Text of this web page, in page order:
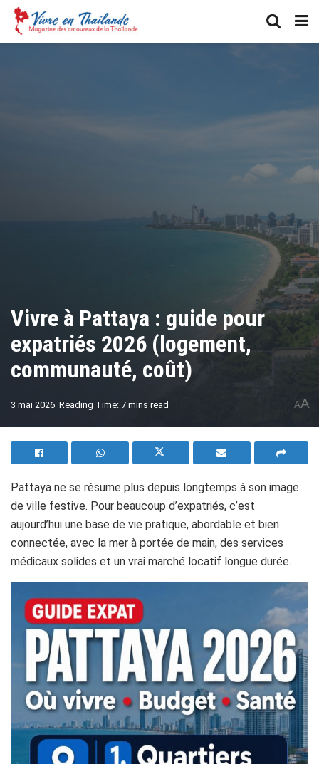
Vivre à Pattaya : guide pour
expatriés 2026 (logement,
communauté, coût)
3 mai 2026 Reading Time: 7 mins read AA
Pattaya ne se résume plus depuis longtemps à son image
de ville festive. Pour beaucoup d’expatriés, c’est
aujourd’hui une base de vie pratique, abordable et bien
connectée, avec la mer à portée de main, des services
médicaux solides et un vrai marché locatif longue durée.